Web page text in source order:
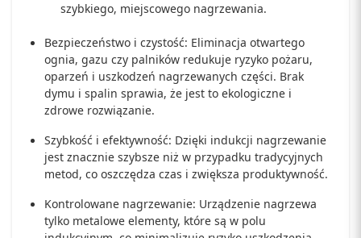
szybkiego, miejscowego nagrzewania.
Bezpieczeństwo i czystość: Eliminacja otwartego
ognia, gazu czy palników redukuje ryzyko pożaru,
oparzeń i uszkodzeń nagrzewanych części. Brak
dymu i spalin sprawia, że jest to ekologiczne i
zdrowe rozwiązanie.
Szybkość i efektywność: Dzięki indukcji nagrzewanie
jest znacznie szybsze niż w przypadku tradycyjnych
metod, co oszczędza czas i zwiększa produktywność.
Kontrolowane nagrzewanie: Urządzenie nagrzewa
tylko metalowe elementy, które są w polu